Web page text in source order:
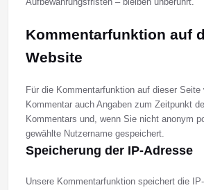
Kommentar­funktion auf
Website
Für die Kommentarfunktion auf dieser Seite
Kommentar auch Angaben zum Zeitpunkt
Kommentars und, wenn Sie nicht anonym
gewählte Nutzername gespeichert.
Speicherung der IP-Adresse
Unsere Kommentarfunktion speichert die